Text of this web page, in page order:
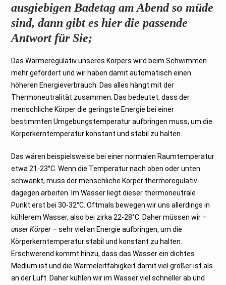
ausgiebigen Badetag am Abend so müde
sind, dann gibt es hier die passende
Antwort für Sie;
Das Wärmeregulativ unseres Körpers wird beim Schwimmen
mehr gefordert und wir haben damit automatisch einen
höheren Energieverbrauch. Das alles hängt mit der
Thermoneutralität zusammen. Das bedeutet, dass der
menschliche Körper die geringste Energie bei einer
bestimmten Umgebungstemperatur aufbringen muss, um die
Körperkerntemperatur konstant und stabil zu halten.
Das wären beispielsweise bei einer normalen Raumtemperatur
etwa 21-23°C. Wenn die Temperatur nach oben oder unten
schwankt, muss der menschliche Körper thermoregulativ
dagegen arbeiten. Im Wasser liegt dieser thermoneutrale
Punkt erst bei 30-32°C. Oftmals bewegen wir uns allerdings in
kühlerem Wasser, also bei zirka 22-28°C. Daher müssen wir –
unser Körper – sehr viel an Energie aufbringen, um die
Körperkerntemperatur stabil und konstant zu halten.
Erschwerend kommt hinzu, dass das Wasser ein dichtes
Medium ist und die Wärmeleitfähigkeit damit viel größer ist als
an der Luft. Daher kühlen wir im Wasser viel schneller ab und